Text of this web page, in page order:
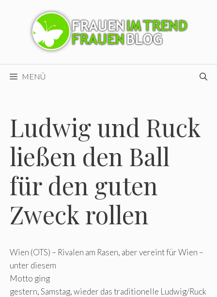
MENÜ
Ludwig und Ruck
ließen den Ball
für den guten
Zweck rollen
Wien (OTS) – Rivalen am Rasen, aber vereint für Wien –
unter diesem
Motto ging
gestern, Samstag, wieder das traditionelle Ludwig/Ruck